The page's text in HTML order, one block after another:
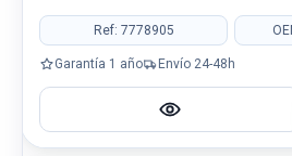
Ref: 7778905
Garantía 1 año Envío 24-48h